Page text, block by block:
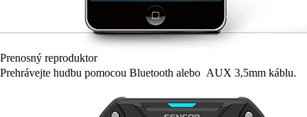
Prenosný reproduktor
Prehrávejte hudbu pomocou Bluetooth alebo AUX 3,5mm káblu.